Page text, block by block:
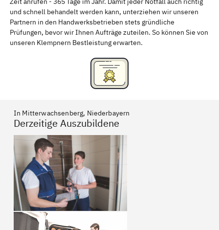
und schnell behandelt werden kann, unterziehen wir unseren
Partnern in den Handwerksbetrieben stets gründliche
Prüfungen, bevor wir Ihnen Aufträge zuteilen. So können Sie von
unseren Klempnern Bestleistung erwarten.
In Mitterwachsenberg, Niederbayern
Derzeitige Auszubildene